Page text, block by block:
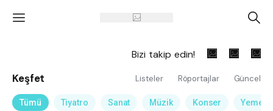
' A
Bizi takip edin!
Keşfet Listeler Röportajlar Güncel
Tümü Tiyatro Sanat Müzik Konser Yemek